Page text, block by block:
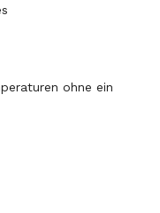
ohne ein